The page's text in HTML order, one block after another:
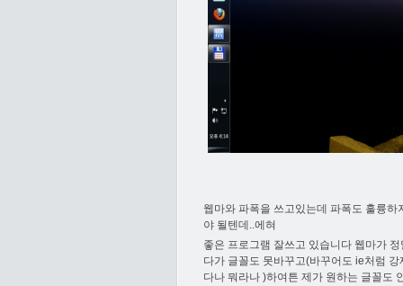
웹마와 파폭을 쓰고있는데 파폭도 훌륭
야 될텐데..에혀
좋은 프로그램 잘쓰고 있습니다 웹마가
다가 글꼴도 못바꾸고(바꾸어도 ie처럼
다나 뭐라나 )하여튼 제가 원하는 글꼴도